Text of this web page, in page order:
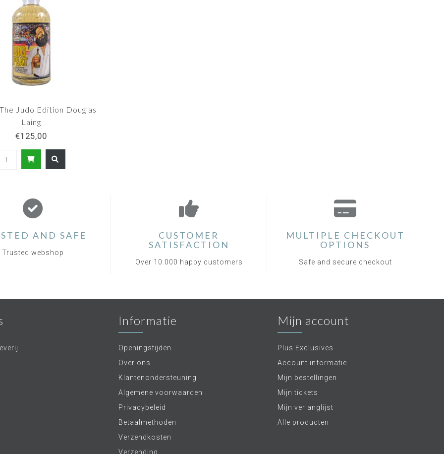
Judo Edition Douglas
Laing
€125,00
AND SAFE
Trusted webshop
CUSTOMER
SATISFACTION
Over 10.000 happy customers
MULTIPLE CHECKOUT
OPTIONS
Safe and secure checkout
Informatie
Openingstijden
Over ons
Klantenondersteuning
Algemene voorwaarden
Privacybeleid
Betaalmethoden
Verzendkosten
Verzending
Mijn account
Plus Exclusives
Account informatie
Mijn bestellingen
Mijn tickets
Mijn verlanglijst
Alle producten